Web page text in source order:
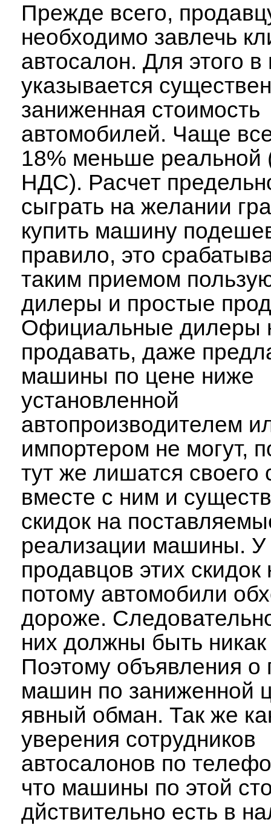
Прежде всего,
необходимо завлечь
автосалон. Для этого в
указывается
заниженная стоимость
автомобилей. Чаще
18% меньше реальной
НДС). Расчет
сыграть на желании
купить машину
правило, это
таким приемом
дилеры и простые
Официальные дилеры
продавать, даже
машины по цене ниже
установленной
автопроизводителем
импортером не могут,
тут же лишатся своего
вместе с ним и
скидок на
реализации машины. У
продавцов этих скидок
потому автомобили
дороже.
них должны быть
Поэтому объявления о
машин по заниженной
явный обман. Так же
уверения сотрудников
автосалонов по
что машины по этой
дйствительно есть в